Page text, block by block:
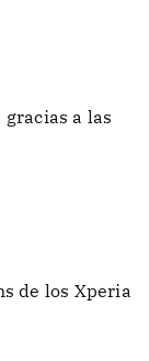
a las
de los Xperia